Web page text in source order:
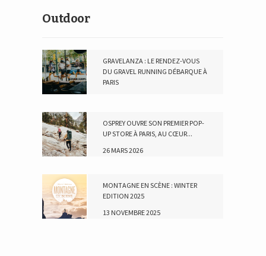
Outdoor
GRAVELANZA : LE RENDEZ-VOUS
DU GRAVEL RUNNING DÉBARQUE À
PARIS
OSPREY OUVRE SON PREMIER POP-
UP STORE À PARIS, AU CŒUR...
26 MARS 2026
MONTAGNE EN SCÈNE : WINTER
EDITION 2025
13 NOVEMBRE 2025